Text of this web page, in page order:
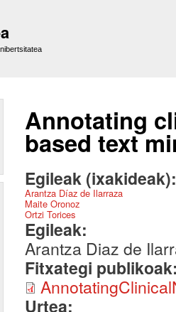
Annotating
based text
Egileak
Arantza Díaz de Ilarraza
Maite Oronoz
Ortzi Torices
Egileak:
Arantza Diaz de
Fitxategi
Urtea: